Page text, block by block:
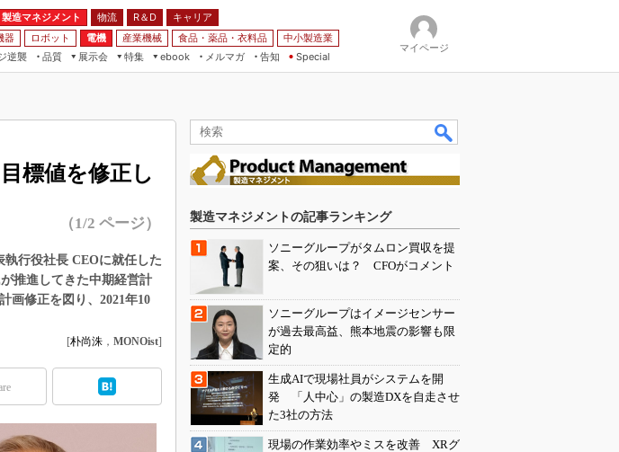
製造マネジメント 物流 R＆D
キャリア
器 ロボット 電機 産業機械 食品・薬品・衣料品
中小製造業
逆襲 品質
展示会
特集
ビス
ング
ンとCAE
ebook
メルマガ
告知 Special
マイページ
標値を修正し
（1/2 ページ）
執行役社長 CEOに就任した
推進してきた中期経営計
画修正を図り、2021年10
[朴尚洙 ， MONOist]
製造マネジメントの記事ランキング
ソニーグループがタムロン買収を提
案、その狙いは？ CFOがコメント
ソニーグループはイメージセンサー
が過去最高益、熊本地震の影響も限
定的
生成AIで現場社員がシステムを開
発 「人中心」の製造DXを自走させ
た3社の方法
現場の作業効率やミスを改善 XRグ